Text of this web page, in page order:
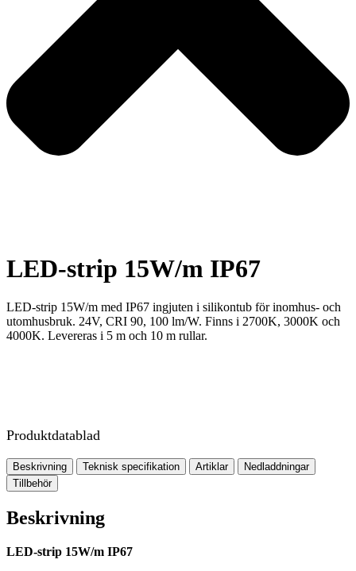
LED-strip 15W/m IP67
LED-strip 15W/m med IP67 ingjuten i silikontub för inomhus- och
utomhusbruk. 24V, CRI 90, 100 lm/W. Finns i 2700K, 3000K och
4000K. Levereras i 5 m och 10 m rullar.
Produktdatablad
Beskrivning Teknisk specifikation Artiklar
Nedladdningar
Tillbehör
Beskrivning
LED-strip 15W/m IP67